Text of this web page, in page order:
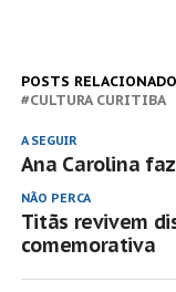
POSTS
CULTURA CURITIBA
A SEGUIR
Ana Carolina
NÃO PERCA
Titãs revivem
comemorativa